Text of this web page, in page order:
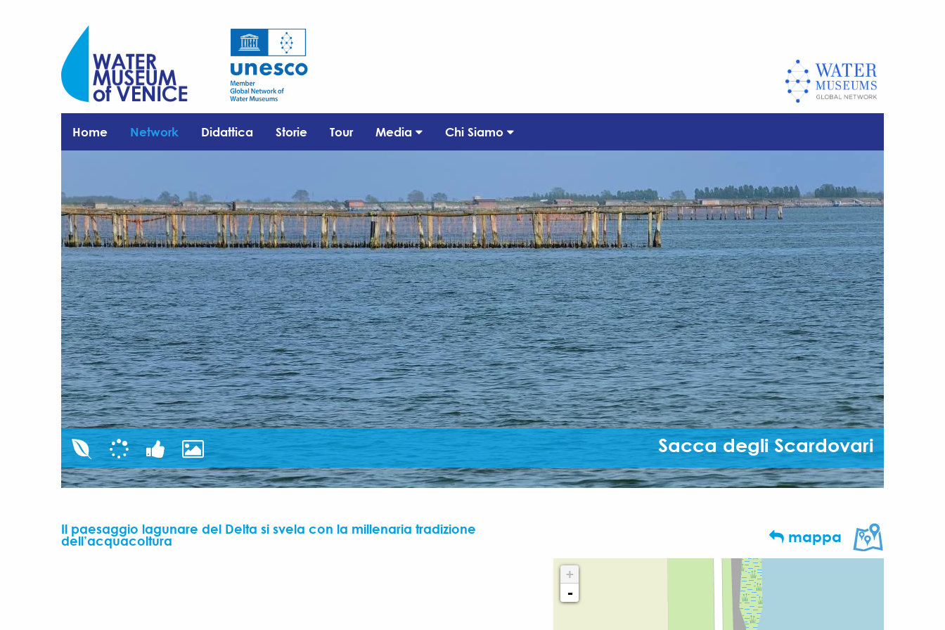
Home Network Didattica Storie Tour Media Chi Siamo
Sacca degli Scardovari
Il paesaggio lagunare del Delta si svela con la millenaria tradizione
dell’acquacoltura mappa
+
-